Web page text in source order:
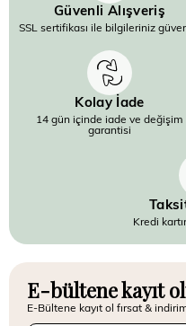
Güvenli Alışveriş
SSL sertifikası ile bilgileriniz
Kolay İade
14 gün içinde iade ve değişim
garantisi
Kredi
E-bültene kayıt
E-Bültene kayıt ol fırsat &